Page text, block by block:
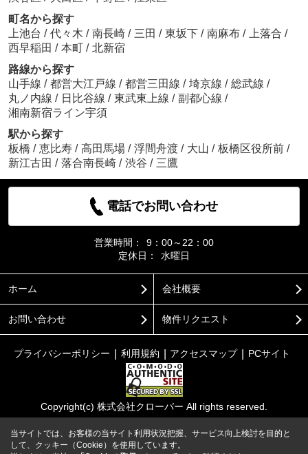
町名から探す
上池台 / 代々木 / 南長崎 / 三田 / 東坂下 / 南麻布 / 上落合 /
西早稲田 / 本町 / 北新宿
路線から探す
山手線 / 都営大江戸線 / 都営三田線 / 埼京線 / 総武線 /
丸ノ内線 / 日比谷線 / 東武東上線 / 副都心線 /
湘南新宿ライン宇須
駅から探す
板橋 / 恵比寿 / 高田馬場 / 浮間舟渡 / 大山 / 板橋区役所前 /
新江古田 / 落合南長崎 / 渋谷 / 三鷹
電話でお問い合わせ
営業時間：
9：00～22：00
定休日：
水曜日
ホーム 会社概要
お問い合わせ 物件リクエスト
プライバシーポリシー 利用規約 アクセスマップ PCサイト
Copyright(c) 株式会社クローバー All rights reserved.
当サイトでは、お客様の当サイト利用状況把握、サービス向上検討を目的と
して、クッキー（Cookie）を使用しています。